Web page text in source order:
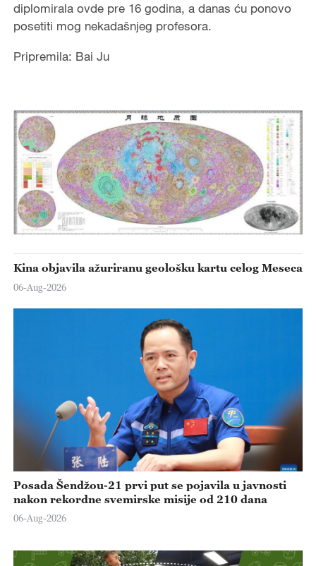
diplomirala ovde pre 16 godina, a danas ću ponovo
posetiti mog nekadašnjeg profesora.
Pripremila: Bai Ju
Kina objavila ažuriranu geološku kartu celog Meseca
06-Aug-2026
Posada Šendžou-21 prvi put se pojavila u javnosti
nakon rekordne svemirske misije od 210 dana
06-Aug-2026